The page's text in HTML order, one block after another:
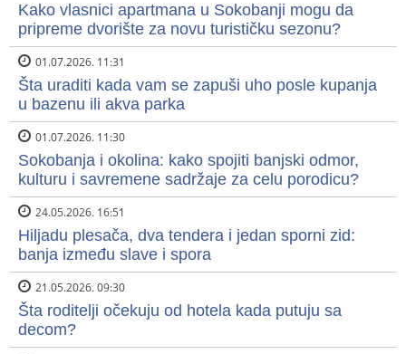
Kako vlasnici apartmana u Sokobanji mogu da
pripreme dvorište za novu turističku sezonu?
01.07.2026. 11:31
Šta uraditi kada vam se zapuši uho posle kupanja
u bazenu ili akva parka
01.07.2026. 11:30
Sokobanja i okolina: kako spojiti banjski odmor,
kulturu i savremene sadržaje za celu porodicu?
24.05.2026. 16:51
Hiljadu plesača, dva tendera i jedan sporni zid:
banja između slave i spora
21.05.2026. 09:30
Šta roditelji očekuju od hotela kada putuju sa
decom?